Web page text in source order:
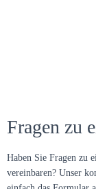
Fragen zu
Haben Sie Fragen zu
vereinbaren? Unser